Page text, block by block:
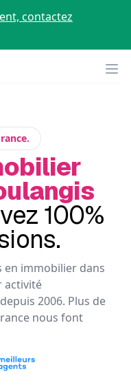
contactez
100%
en immobilier dans
activité
2006. Plus de
nous font